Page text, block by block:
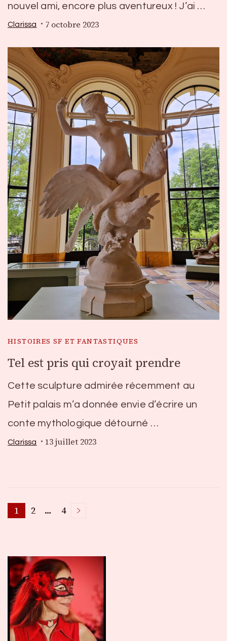
nouvel ami, encore plus aventureux ! J’ai …
Clarissa 7 octobre 2023
HISTOIRES SF ET FANTASTIQUES
Tel est pris qui croyait prendre
Cette sculpture admirée récemment au
Petit palais m’a donnée envie d’écrire un
conte mythologique détourné …
Clarissa 13 juillet 2023
Pagination
des
publications
Page
1 Page
2 … Page
4